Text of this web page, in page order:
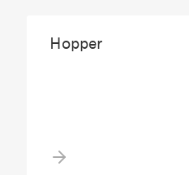
Hopper